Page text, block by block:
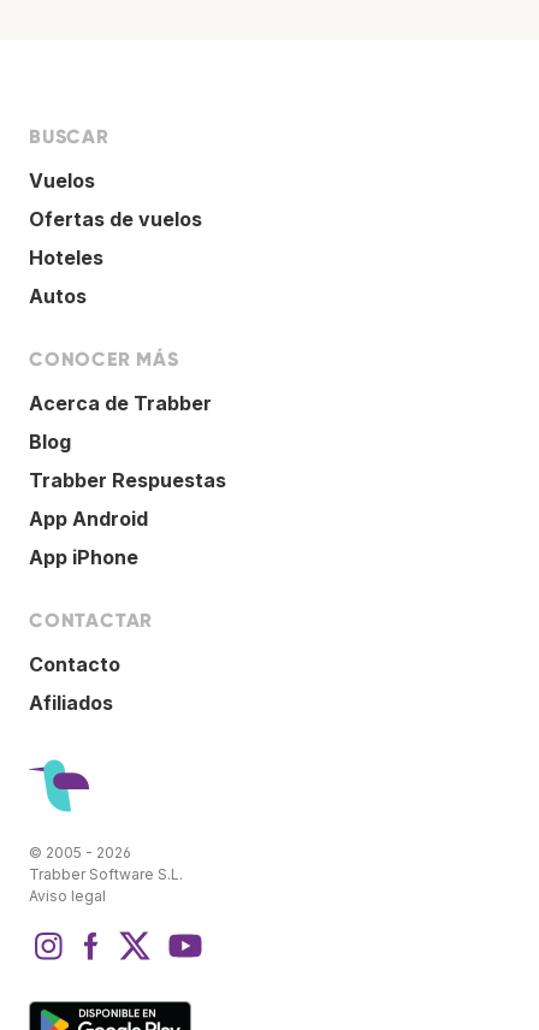
BUSCAR
Vuelos
Ofertas de vuelos
Hoteles
Autos
CONOCER MÁS
Acerca de Trabber
Blog
Trabber Respuestas
App Android
App iPhone
CONTACTAR
Contacto
Afiliados
© 2005 - 2026
Trabber Software S.L.
Aviso legal